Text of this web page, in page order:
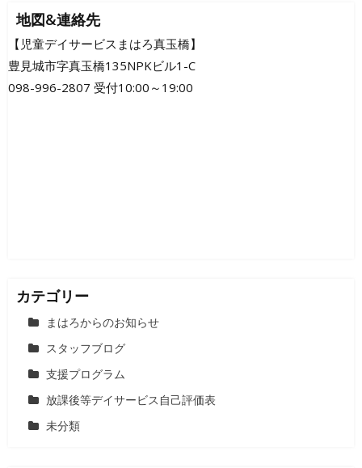
地図&連絡先
【児童デイサービスまはろ真玉橋】
豊見城市字真玉橋135NPKビル1-C
098-996-2807 受付10:00～19:00
カテゴリー
まはろからのお知らせ
スタッフブログ
支援プログラム
放課後等デイサービス自己評価表
未分類